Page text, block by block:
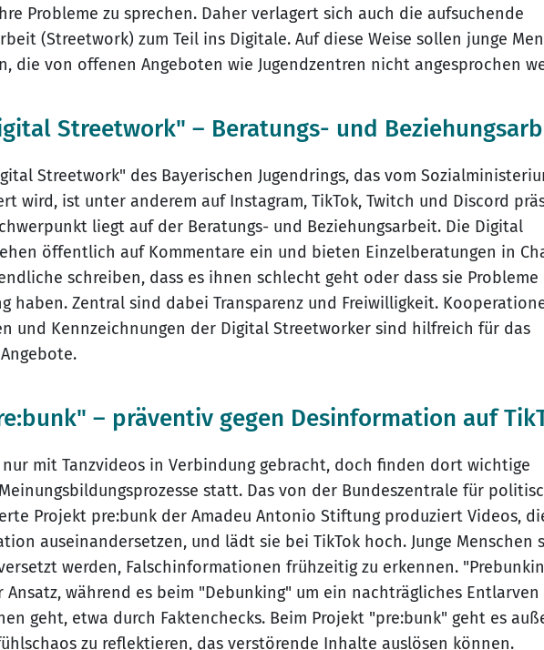
Probleme zu sprechen. Daher verlagert sich auch die aufsuchende
(Streetwork) zum Teil ins Digitale. Auf diese Weise sollen junge
die von offenen Angeboten wie Jugendzentren nicht angesprochen
Streetwork" – Beratungs- und
Streetwork" des Bayerischen Jugendrings, das vom
wird, ist unter anderem auf Instagram, TikTok, Twitch und Discord
liegt auf der Beratungs- und Beziehungsarbeit. Die Digital
öffentlich auf Kommentare ein und bieten Einzelberatungen in
schreiben, dass es ihnen schlecht geht oder dass sie
haben. Zentral sind dabei Transparenz und Freiwilligkeit.
und Kennzeichnungen der Digital Streetworker sind hilfreich für das
– präventiv gegen Desinformation auf
mit Tanzvideos in Verbindung gebracht, doch finden dort wichtige
statt. Das von der Bundeszentrale für
Projekt pre:bunk der Amadeu Antonio Stiftung produziert Videos,
auseinandersetzen, und lädt sie bei TikTok hoch. Junge Menschen
werden, Falschinformationen frühzeitig zu erkennen.
während es beim "Debunking" um ein nachträgliches Entlarven
geht, etwa durch Faktenchecks. Beim Projekt "pre:bunk" geht es
zu reflektieren, das verstörende Inhalte auslösen können.